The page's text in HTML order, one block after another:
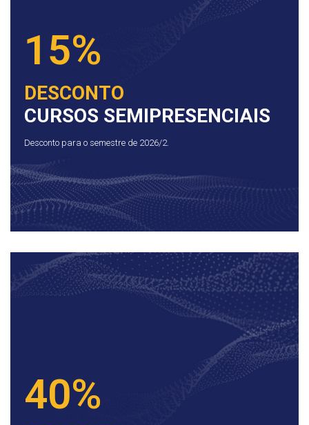
15%
DESCONTO
CURSOS SEMIPRESENCIAIS
Desconto para o semestre de 2026/2.
40%